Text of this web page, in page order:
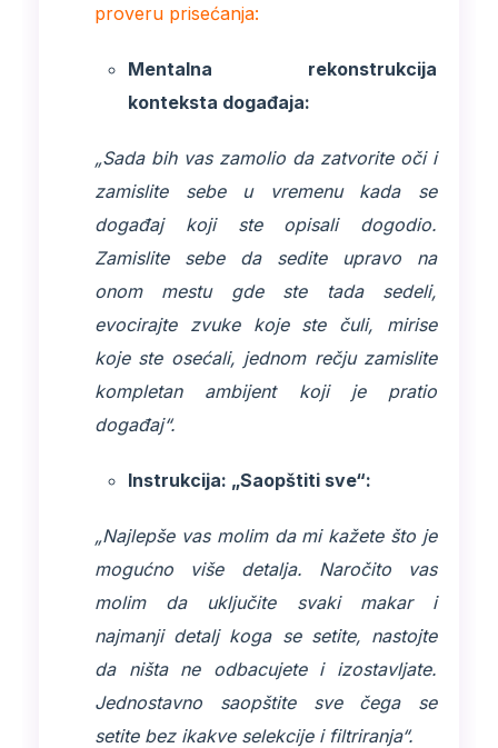
proveru prisećanja:
Mentalna rekonstrukcija
konteksta događaja:
„Sada bih vas zamolio da zatvorite oči i
zamislite sebe u vremenu kada se
događaj koji ste opisali dogodio.
Zamislite sebe da sedite upravo na
onom mestu gde ste tada sedeli,
evocirajte zvuke koje ste čuli, mirise
koje ste osećali, jednom rečju zamislite
kompletan ambijent koji je pratio
događaj“.
Instrukcija: „Saopštiti sve“:
„Najlepše vas molim da mi kažete što je
mogućno više detalja. Naročito vas
molim da uključite svaki makar i
najmanji detalj koga se setite, nastojte
da ništa ne odbacujete i izostavljate.
Jednostavno saopštite sve čega se
setite bez ikakve selekcije i filtriranja“.